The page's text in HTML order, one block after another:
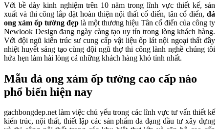
Với bề dày kinh nghiệm trên 10 năm trong lĩnh vực thiết kế, sản
xuất và thi công lắp đặt hoàn thiện nội thất cổ điển, tân cổ điển, đá
ong xám ốp tường đẹp là một thương hiệu Tân cổ điển của công ty
Newlook Design đang ngày càng tạo uy tín trong lòng khách hàng.
Với đội ngũ kiến trúc sư cung cấp vật liệu ốp lát nội ngoại thất đầy
nhiệt huyết sáng tạo cùng đội ngũ thợ thi công lành nghề chúng tôi
hứa hẹn làm hài lòng cả những khách hàng khó tính nhất.
Mẫu đá ong xám ốp tường cao cấp nào
phổ biến hiện nay
gachbongdep.net làm việc chủ yếu trong các lĩnh vực tư vấn thiết kế
kiến trúc, nội thất, thiết lập các sản phẩm đa dạng đầu tư xây dựng